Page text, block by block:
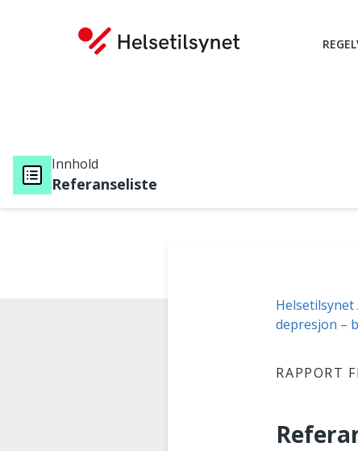
Innhold
Referanseliste
Du er her:
Helsetilsynet
depresjon –
RAPPORT